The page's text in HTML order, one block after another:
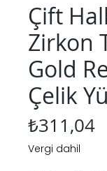
Çift
Zirkon
Gold
Çelik
₺311,04
Vergi dahil